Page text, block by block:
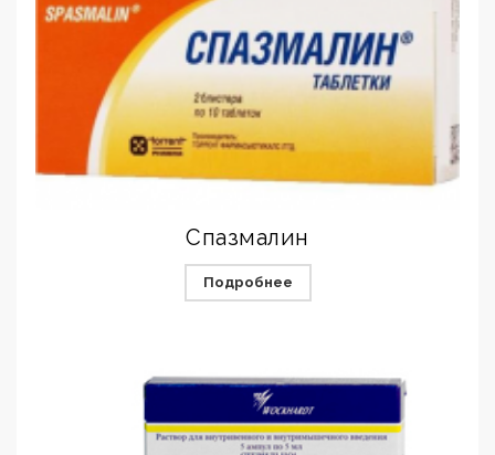
Спазмалин
Подробнее